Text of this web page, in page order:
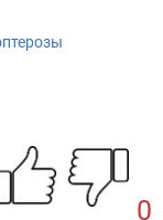
0